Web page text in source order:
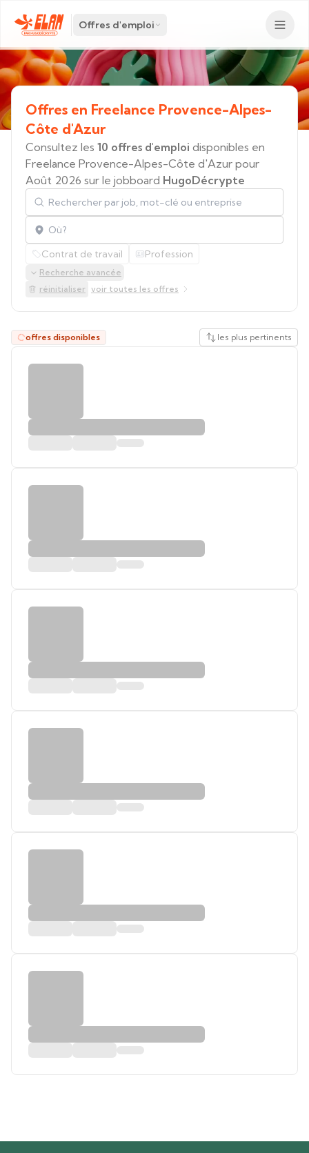
Offres d'emploi
Offres en Freelance Provence-Alpes-
Côte d'Azur
Consultez les 10 offres d'emploi disponibles en
Freelance Provence-Alpes-Côte d'Azur pour
Août 2026 sur le jobboard HugoDécrypte
Rechercher par job, mot-clé ou entreprise
Localisation
Contrat de travail Profession
Recherche avancée
réinitialiser voir toutes les offres
offres disponibles les plus pertinents